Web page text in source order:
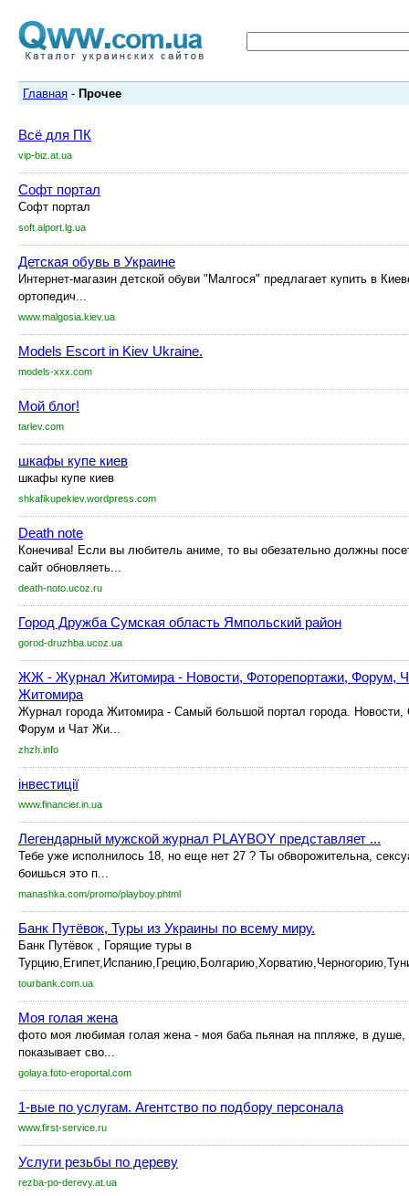
Главная - Прочее
Всё для ПК
vip-biz.at.ua
Софт портал
Софт портал
soft.alport.lg.ua
Детская обувь в Украине
Интернет-магазин детской обуви "Малгося" предлагает купить в
ортопедич...
www.malgosia.kiev.ua
Models Escort in Kiev Ukraine.
models-xxx.com
Мой блог!
tarlev.com
шкафы купе киев
шкафы купе киев
shkafikupekiev.wordpress.com
Death note
Конечива! Если вы любитель аниме, то вы обезательно должны
сайт обновляеть...
death-noto.ucoz.ru
Город Дружба Сумская область Ямпольский район
gorod-druzhba.ucoz.ua
ЖЖ - Журнал Житомира - Новости, Фоторепортажи, Форум,
Житомира
Журнал города Житомира - Самый большой портал города. Новости,
Форум и Чат Жи...
zhzh.info
інвестиції
www.financier.in.ua
Легендарный мужской журнал PLAYBOY представляет ...
Тебе уже исполнилось 18, но еще нет 27 ? Ты обворожительна,
боишься это п...
manashka.com/promo/playboy.phtml
Банк Путёвок, Туры из Украины по всему миру.
Банк Путёвок , Горящие туры в
tourbank.com.ua
Моя голая жена
фото моя любимая голая жена - моя баба пьяная на ппляже, в душе,
показывает сво...
golaya.foto-eroportal.com
1-вые по услугам. Агентство по подбору персонала
www.first-service.ru
Услуги резьбы по дереву
rezba-po-derevy.at.ua